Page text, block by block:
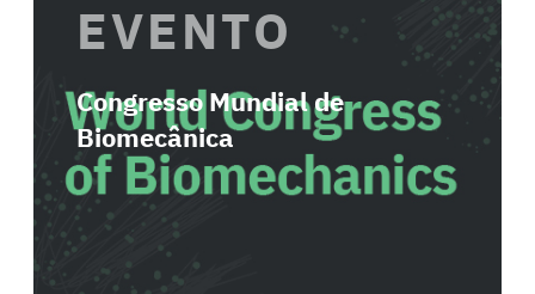
EVENTO
Congresso Mundial de
Biomecânica